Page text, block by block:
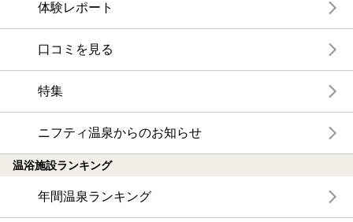
体験レポート
口コミを見る
特集
ニフティ温泉からのお知らせ
温浴施設ランキング
年間温泉ランキング